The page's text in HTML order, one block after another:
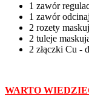
1 zawór
1 zawór
2 rozety
2 tuleje
2 złączki Cu -
WARTO